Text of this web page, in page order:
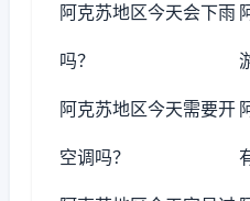
阿克苏地区今天会下雨
吗？
阿克苏地区今天需要开
空调吗？